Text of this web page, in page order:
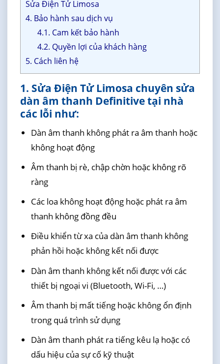
Sửa Điện Tử Limosa
4. Bảo hành sau dịch vụ
4.1. Cam kết bảo hành
4.2. Quyền lợi của khách hàng
5. Cách liên hệ
1. Sửa Điện Tử Limosa chuyên sửa
dàn âm thanh Definitive tại nhà
các lỗi như:
Dàn âm thanh không phát ra âm thanh hoặc
không hoạt động
Âm thanh bị rè, chập chờn hoặc không rõ
ràng
Các loa không hoạt động hoặc phát ra âm
thanh không đồng đều
Điều khiển từ xa của dàn âm thanh không
phản hồi hoặc không kết nối được
Dàn âm thanh không kết nối được với các
thiết bị ngoại vi (Bluetooth, Wi-Fi, …)
Âm thanh bị mất tiếng hoặc không ổn định
trong quá trình sử dụng
Dàn âm thanh phát ra tiếng kêu lạ hoặc có
dấu hiệu của sự cố kỹ thuật